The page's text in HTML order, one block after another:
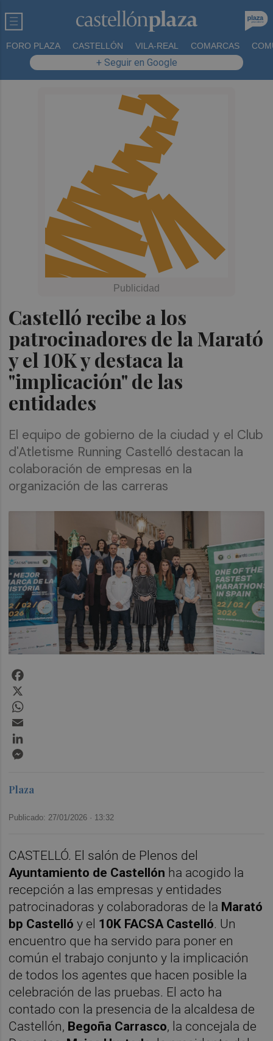
FORO PLAZA CASTELLÓN VILA-REAL COMARCAS
+ Seguir en Google
Castelló recibe a los
patrocinadores de la Marató
y el 10K y destaca la
"implicación" de las
entidades
El equipo de gobierno de la ciudad y el Club
d'Atletisme Running Castelló destacan la
colaboración de empresas en la
organización de las carreras
Plaza
Publicado: 27/01/2026 · 13:32
CASTELLÓ. El salón de Plenos del
Ayuntamiento de Castellón ha acogido la
recepción a las empresas y entidades
patrocinadoras y colaboradoras de la Marató
bp Castelló y el 10K FACSA Castelló. Un
encuentro que ha servido para poner en
común el trabajo conjunto y la implicación
de todos los agentes que hacen posible la
celebración de las pruebas. El acto ha
contado con la presencia de la alcaldesa de
Castellón, Begoña Carrasco, la concejala de